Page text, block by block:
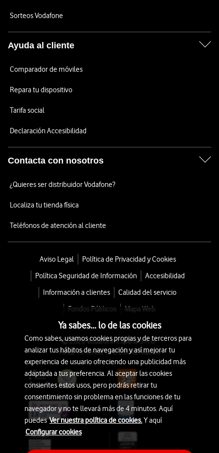
Sorteos Vodafone
Ayuda al cliente
Comparador de móviles
Repara tu dispositivo
Tarifa social
Declaración Accesibilidad
Contacta con nosotros
¿Quieres ser distribuidor Vodafone?
Localiza tu tienda física
Teléfonos de atención al cliente
Aviso Legal
Política de Privacidad y Cookies
Política Seguridad de Información
Accesibilidad
Información a clientes
Calidad del servicio
Fondos Públicos
Mapa Web
© 2026 Vodafone España S.A.U.
Avda. América 115, 28042 Madrid
Ya sabes... lo de las cookies
Como sabes, usamos cookies propias y de terceros para
analizar tus hábitos de navegación y así mejorar tu
experiencia de usuario ofreciendo una publicidad más
adaptada a tus preferencia. Al aceptar las cookies
consientes estos usos, pero podrás retirar tu
consentimiento sin problema en las funciones de tu
navegador y no te llevará más de 4 minutos. Aquí
puedesVer nuestra política de cookies.Y aquí
Configurar cookies